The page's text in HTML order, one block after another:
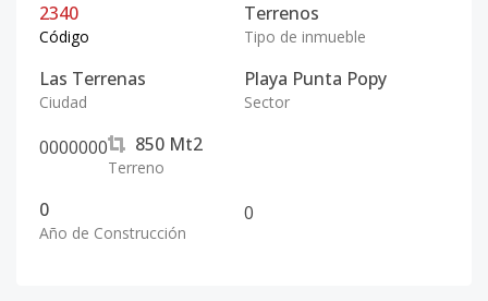
2340
Código
Terrenos
Tipo de inmueble
Las Terrenas
Ciudad
Playa Punta Popy
Sector
0000000 850 Mt2
Terreno
0
Año de Construcción
0